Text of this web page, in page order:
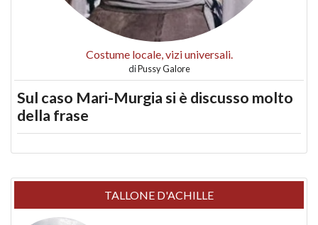
Costume locale, vizi universali.
diPussy Galore
Sul caso Mari-Murgia si è discusso molto
della frase
TALLONE D'ACHILLE